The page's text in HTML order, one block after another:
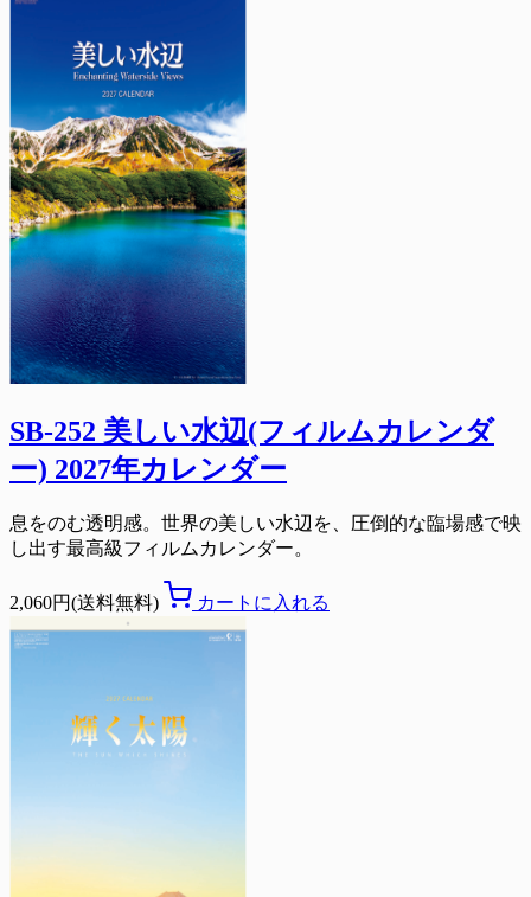
SB-252 美しい水辺(フィルムカレンダ
ー) 2027年カレンダー
息をのむ透明感。世界の美しい水辺を、圧倒的な臨場感で映
し出す最高級フィルムカレンダー。
2,060円(送料無料) カートに入れる